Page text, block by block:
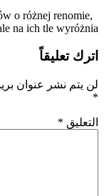
o różnej renomie,
na ich tle wyróżnia …
اترك تعليقاً
لن يتم نشر عنوان
*
التعليق *